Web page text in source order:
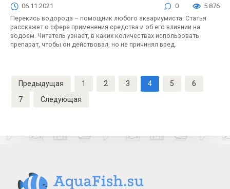
06.11.2021 0
5 876
Перекись водорода – помощник любого аквариумиста. Статья
расскажет о сфере применения средства и об его влиянии на
водоем. Читатель узнает, в каких количествах использовать
препарат, чтобы он действовал, но не причинял вред.
Навигация
записям
Предыдущая 1 2 3 4 5
6
7
Следующая